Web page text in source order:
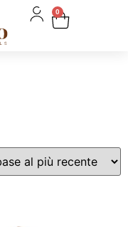
0